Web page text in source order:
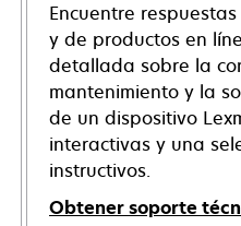
Encuentre
y de productos en
detallada sobre la
mantenimiento y la
de un dispositivo
interactivas y una
instructivos.
Obtener soporte